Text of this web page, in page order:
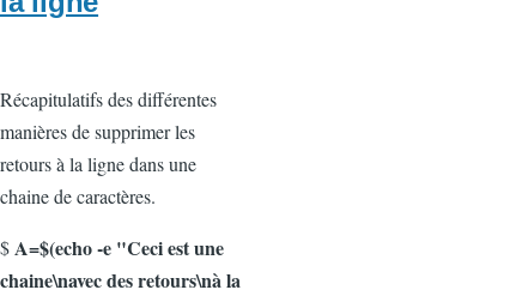
Récapitulatifs des différentes
manières de supprimer les
retours à la ligne dans une
chaine de caractères.
$A=$(echo -e "Ceci est une
chaine\navec des retours\nà la